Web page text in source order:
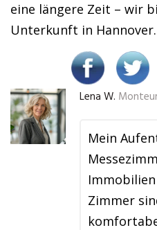
eine längere Zeit – wir
Unterkunft in
Lena W.
Mein
Zimmer